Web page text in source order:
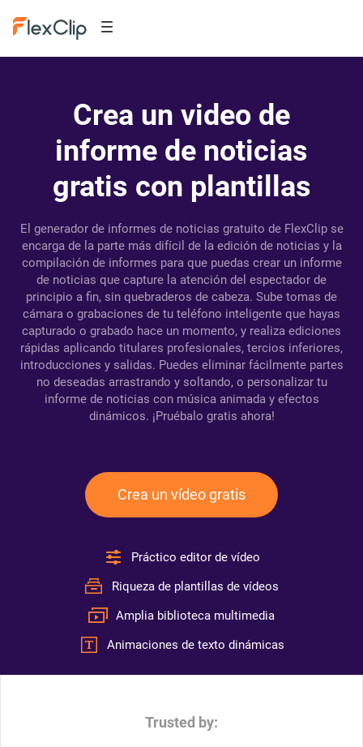
Crea un video de
informe de noticias
gratis con plantillas
El generador de informes de noticias gratuito de FlexClip se
encarga de la parte más difícil de la edición de noticias y la
compilación de informes para que puedas crear un informe
de noticias que capture la atención del espectador de
principio a fin, sin quebraderos de cabeza. Sube tomas de
cámara o grabaciones de tu teléfono inteligente que hayas
capturado o grabado hace un momento, y realiza ediciones
rápidas aplicando titulares profesionales, tercios inferiores,
introducciones y salidas. Puedes eliminar fácilmente partes
no deseadas arrastrando y soltando, o personalizar tu
informe de noticias con música animada y efectos
dinámicos. ¡Pruébalo gratis ahora!
Crea un vídeo gratis
Práctico editor de vídeo
Riqueza de plantillas de vídeos
Amplia biblioteca multimedia
Animaciones de texto dinámicas
Trusted by: